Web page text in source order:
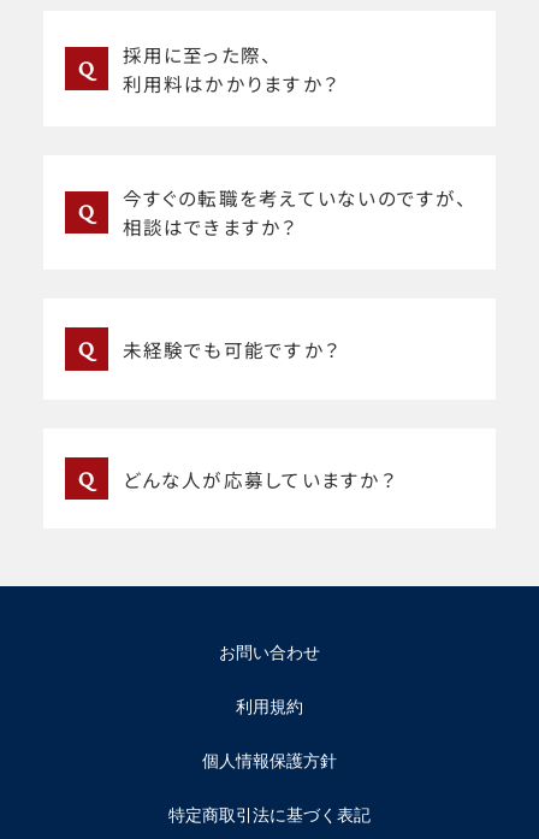
Q
採用に至った際、
利用料はかかりますか？
Q
今すぐの転職を考えていないのですが、
相談はできますか？
Q 未経験でも可能ですか？
Q どんな人が応募していますか？
お問い合わせ
利用規約
個人情報保護方針
特定商取引法に基づく表記